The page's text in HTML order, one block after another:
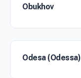
Obukhov
Odesa (Odessa)